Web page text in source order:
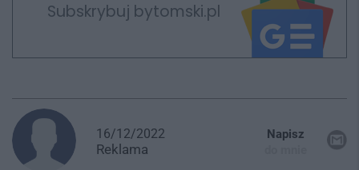
Subskrybuj bytomski.pl
16/12/2022
Reklama
Napisz